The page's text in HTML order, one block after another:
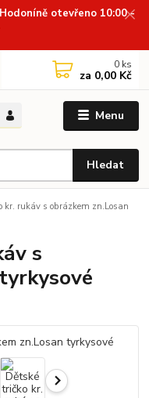
otevřeno 10:00 -
Menu
Hledat
0 ks
za 0,00 Kč
kr. rukáv s obrázkem zn.Losan
s